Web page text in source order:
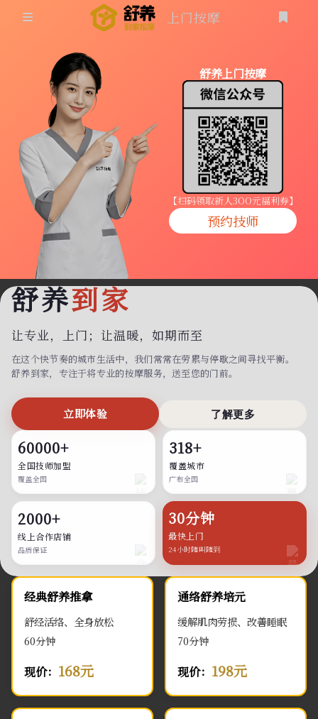
同城按摩
上门按摩
养生按摩
技师入驻
商家入驻
代理入驻
预约技师
上门按摩
登录
舒养上门按摩
【扫码领取新人3OO元福利券】
预约技师
舒养到家
让专业，上门； 让温暖，如期而至
在这个快节奏的城市生活中，我们常常在劳累与停歇之间寻找平衡。
舒养到家，专注于将专业的按摩服务，送至您的门前。
立即体验 了解更多
60000+
全国技师加盟
覆盖全国
318+
覆盖城市
广布全国
2000+
线上合作店铺
品质保证
30分钟
最快上门
24小时随叫随到
经典舒养推拿
舒经活络、全身放松
60分钟
现价： 168元
通络舒养培元
缓解肌肉劳损、改善睡眠
70分钟
现价： 198元